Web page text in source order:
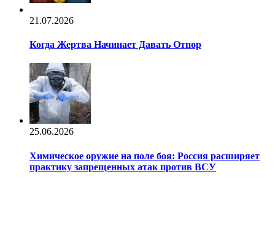
21.07.2026
Когда Жертва Начинает Давать Отпор
25.06.2026
Химическое оружие на поле боя: Россия расширяет
практику запрещенных атак против ВСУ